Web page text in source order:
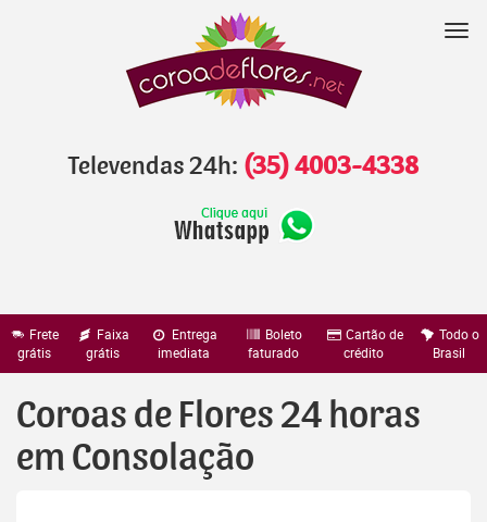
Televendas 24h: (35) 4003-4338
Frete
grátis
Faixa
grátis
Entrega
imediata
Boleto
faturado
Cartão de
crédito
Todo o
Brasil
Coroas de Flores 24 horas
em Consolação